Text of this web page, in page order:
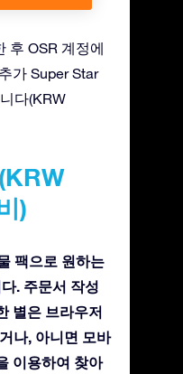
후 OSR 계정에
가 Super Star
다(KRW
)
팩으로 원하는
. 주문서 작성
별은 브라우저
나, 아니면 모바
이용하여 찾아